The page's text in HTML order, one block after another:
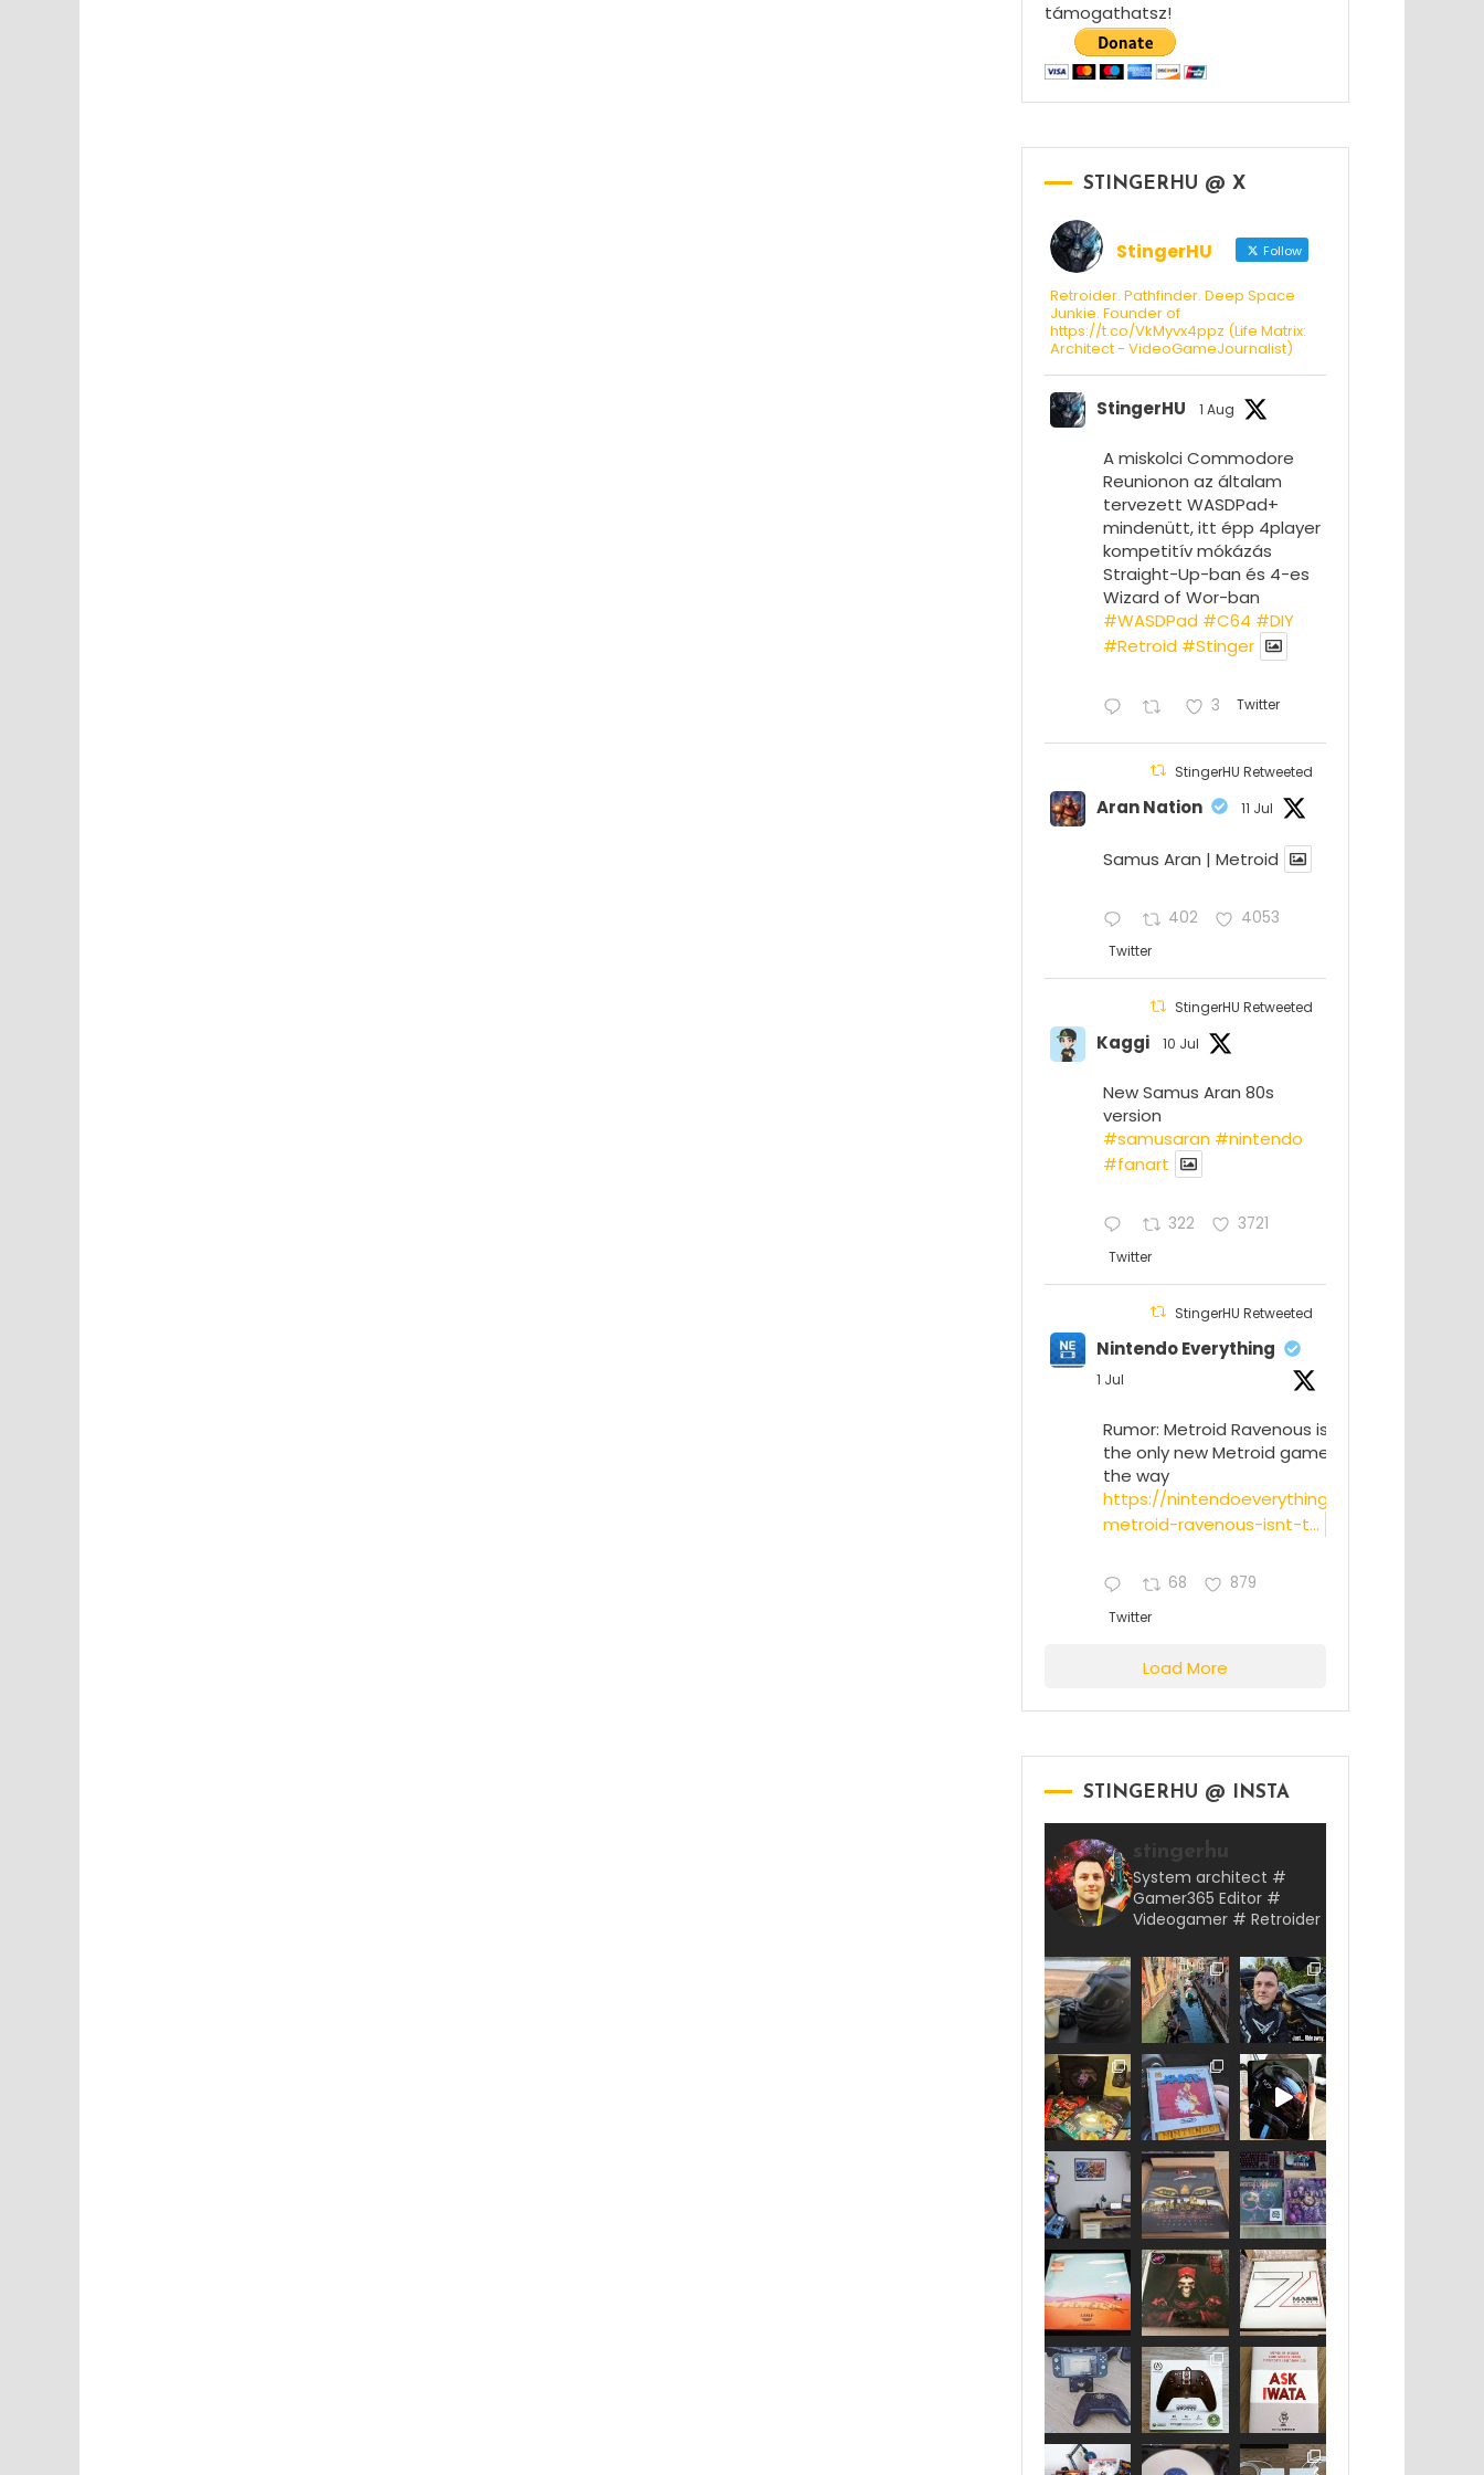
támogathatsz!
STINGERHU @ X
StingerHU Follow
Retroider. Pathfinder. Deep Space
Junkie. Founder of
https://t.co/VkMyvx4ppz (Life Matrix:
Architect - VideoGameJournalist)
StingerHU 1 Aug
A miskolci Commodore
Reunionon az általam
tervezett WASDPad+
mindenütt, itt épp 4player
kompetitív mókázás
Straight-Up-ban és 4-es
Wizard of Wor-ban
#WASDPad #C64 #DIY
#Retroid #Stinger
3 Twitter
StingerHU Retweeted
Aran Nation 11 Jul
Samus Aran | Metroid
402 4053
Twitter
StingerHU Retweeted
Kaggi 10 Jul
New Samus Aran 80s
version
#samusaran #nintendo
#fanartㅤㅤㅤㅤ
322 3721
Twitter
StingerHU Retweeted
Nintendo Everything
1 Jul
Rumor: Metroid Ravenous isn’t
the only new Metroid game on
the way
https://nintendoeverything.com/rumor-
metroid-ravenous-isnt-t...
68 879
Twitter
Load More
STINGERHU @ INSTA
stingerhu
System architect #
Gamer365 Editor #
Videogamer # Retroider